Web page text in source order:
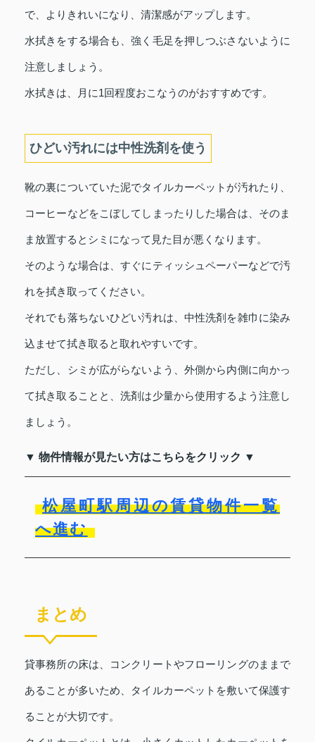
で、よりきれいになり、清潔感がアップします。
水拭きをする場合も、強く毛足を押しつぶさないように
注意しましょう。
水拭きは、月に1回程度おこなうのがおすすめです。
ひどい汚れには中性洗剤を使う
靴の裏についていた泥でタイルカーペットが汚れたり、
コーヒーなどをこぼしてしまったりした場合は、そのま
ま放置するとシミになって見た目が悪くなります。
そのような場合は、すぐにティッシュペーパーなどで汚
れを拭き取ってください。
それでも落ちないひどい汚れは、中性洗剤を雑巾に染み
込ませて拭き取ると取れやすいです。
ただし、シミが広がらないよう、外側から内側に向かっ
て拭き取ることと、洗剤は少量から使用するよう注意し
ましょう。
▼ 物件情報が見たい方はこちらをクリック ▼
松屋町駅周辺の賃貸物件一覧
へ進む
まとめ
貸事務所の床は、コンクリートやフローリングのままで
あることが多いため、タイルカーペットを敷いて保護す
ることが大切です。